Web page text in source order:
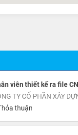
viên thiết kế ra file
TY CỔ PHẦN XÂY
thuận